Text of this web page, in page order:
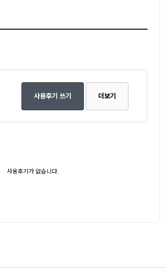
사용후기 쓰기 더보기
사용후기가 없습니다.